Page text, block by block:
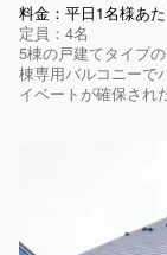
料金：平日1名様あ
定員：4名
5棟の戸建てタイプ
棟専用バルコニーで
イベートが確保され